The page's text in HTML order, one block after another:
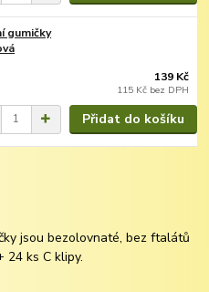
gumičky
139 Kč
115 Kč bez DPH
Přidat do košíku
jsou bezolovnaté, bez ftalátů
24 ks C klipy.